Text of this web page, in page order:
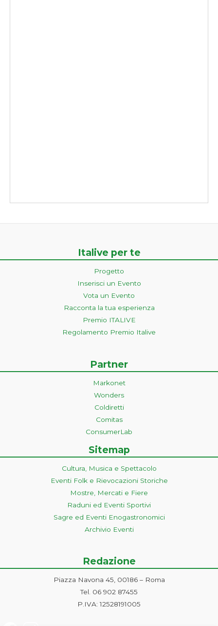
Italive per te
Progetto
Inserisci un Evento
Vota un Evento
Racconta la tua esperienza
Premio ITALIVE
Regolamento Premio Italive
Partner
Markonet
Wonders
Coldiretti
Comitas
ConsumerLab
Sitemap
Cultura, Musica e Spettacolo
Eventi Folk e Rievocazioni Storiche
Mostre, Mercati e Fiere
Raduni ed Eventi Sportivi
Sagre ed Eventi Enogastronomici
Archivio Eventi
Redazione
Piazza Navona 45, 00186 – Roma
Tel. 06 902 87455
P.IVA: 12528191005